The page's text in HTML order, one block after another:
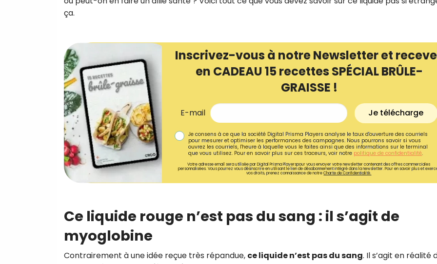
ça.
Inscrivez-vous à notre Newsletter et
en CADEAU 15 recettes SPÉCIAL BRÛLE-
GRAISSE !
E-mail Je télécharge
Je consens à ce que la société Digital Prisma Players analyse le taux d'ouverture des courriels
pour mesurer et optimiser les performances des campagnes. Nous pourrons savoir si vous
ouvrez les courriels, l'heure à laquelle vous le faites ainsi que des informations sur le terminal
que vous utilisez. Pour en savoir plus sur ces traceurs, voir notre politique de confidentialité.
Votre adresse email sera utilisée par Digital Prisma Playerspour vous envoyer votre newsletter contenant des offres commerciales
personnalisées. Vous pourrez vous désinscrire en utilisant le lien de désabonnement intégré dans la newsletter. Pour en savoir plus et
vos droits, prenez connaissance de notreCharte de Confidentialité.
Ce liquide rouge n’est pas du sang : il s’agit de
myoglobine
Contrairement à une idée reçue très répandue, ce liquide n’est pas du sang. Il s’agit en réalité
Recevez
recettes inédites de
Ainsi que la newsletter